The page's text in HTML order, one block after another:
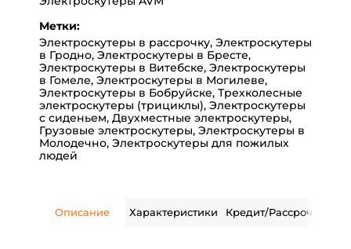
Метки:
Электроскутеры в рассрочку, Электроскутеры
в Гродно, Электроскутеры в Бресте,
Электроскутеры в Витебске, Электроскутеры
в Гомеле, Электроскутеры в Могилеве,
Электроскутеры в Бобруйске, Трехколесные
электроскутеры (трициклы), Электроскутеры
с сиденьем, Двухместные электроскутеры,
Грузовые электроскутеры, Электроскутеры в
Молодечно, Электроскутеры для пожилых
людей
Описание Характеристики Кредит/Рассрочка